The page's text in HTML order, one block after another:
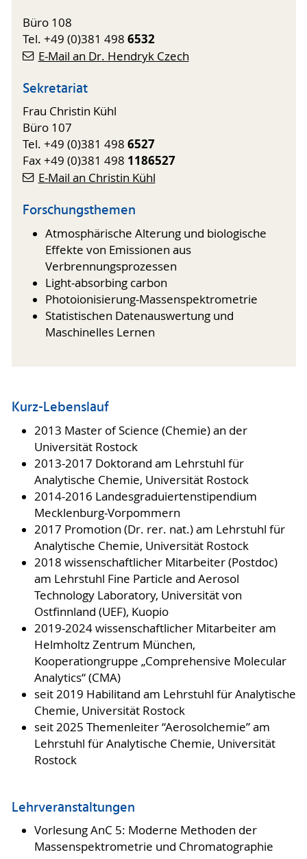
Büro 108
Tel. +49 (0)381 498 6532
E-Mail an Dr. Hendryk Czech
Sekretariat
Frau Christin Kühl
Büro 107
Tel. +49 (0)381 498 6527
Fax +49 (0)381 498 1186527
E-Mail an Christin Kühl
Forschungsthemen
Atmosphärische Alterung und biologische
Effekte von Emissionen aus
Verbrennungsprozessen
Light-absorbing carbon
Photoionisierung-Massenspektrometrie
Statistischen Datenauswertung und
Maschinelles Lernen
Kurz-Lebenslauf
2013 Master of Science (Chemie) an der
Universität Rostock
2013-2017 Doktorand am Lehrstuhl für
Analytische Chemie, Universität Rostock
2014-2016 Landesgraduiertenstipendium
Mecklenburg-Vorpommern
2017 Promotion (Dr. rer. nat.) am Lehrstuhl für
Analytische Chemie, Universität Rostock
2018 wissenschaftlicher Mitarbeiter (Postdoc)
am Lehrstuhl Fine Particle and Aerosol
Technology Laboratory, Universität von
Ostfinnland (UEF), Kuopio
2019-2024 wissenschaftlicher Mitarbeiter am
Helmholtz Zentrum München,
Kooperationgruppe „Comprehensive Molecular
Analytics“ (CMA)
seit 2019 Habilitand am Lehrstuhl für Analytische
Chemie, Universität Rostock
seit 2025 Themenleiter “Aerosolchemie” am
Lehrstuhl für Analytische Chemie, Universität
Rostock
Lehrveranstaltungen
Vorlesung AnC 5: Moderne Methoden der
Massenspektrometrie und Chromatographie